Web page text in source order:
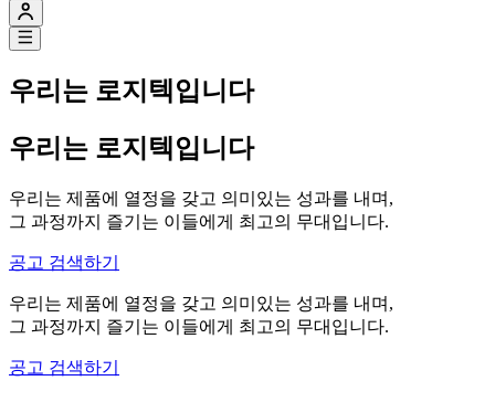
우리는 로지텍입니다
우리는 로지텍입니다
우리는 제품에 열정을 갖고 의미있는 성과를 내며,
그 과정까지 즐기는 이들에게 최고의 무대입니다.
공고 검색하기
우리는 제품에 열정을 갖고 의미있는 성과를 내며,
그 과정까지 즐기는 이들에게 최고의 무대입니다.
공고 검색하기